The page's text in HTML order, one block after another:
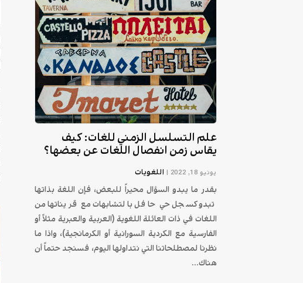
علم التسلسل الزمني للغات: كيف
يقاس زمن انفصال اللغات عن بعضها؟
يونيو 18, 2022 | اللغويات
بقدر ما يبدو السؤال محيراً للبعض، فإن اللغة بذاتها
تبدو كسجل حي حافل بالتشابهات مع قريناتها من
اللغات في ذات العائلة اللغوية (العربية والعبرية مثلاً أو
الفارسية مع الكردية السورانية أو الكرمانجية)، واذا ما
نظرنا لمصطلحاتنا التي نتداولها اليوم، فسنجد حتماً أن
هناك...